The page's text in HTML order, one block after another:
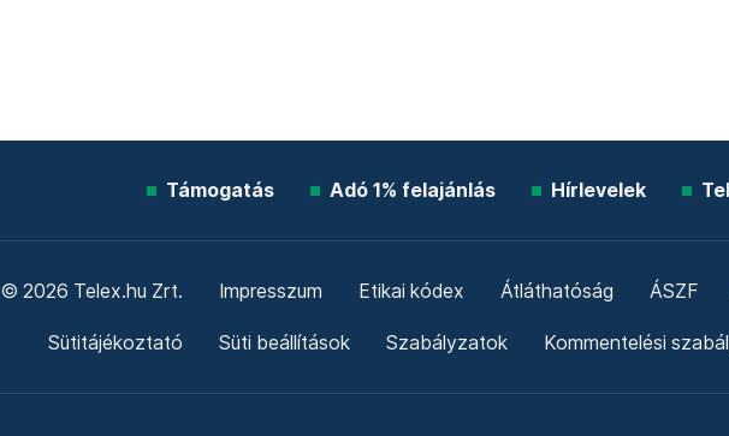
Támogatás Adó 1% felajánlás Hírlevelek
© 2026 Telex.hu Zrt. Impresszum Etikai kódex Átláthatóság ÁSZF
Sütitájékoztató Süti beállítások Szabályzatok Kommentelési